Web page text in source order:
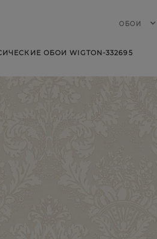
ОБОИ
ОБОИ WIGTON-332695